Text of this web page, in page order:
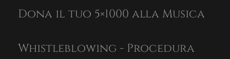
Dona il tuo 5×1000 alla Musica
Whistleblowing - Procedura